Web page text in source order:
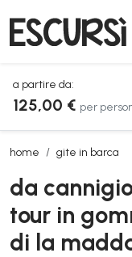
a partire da:
125,00 € per
home gite in barca
da cannigione o baja
da
tour in
di la